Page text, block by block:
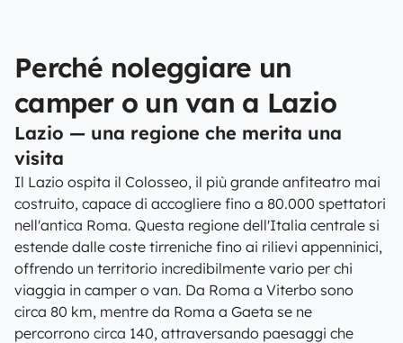
Perché noleggiare un
camper o un van a Lazio
Lazio — una regione che merita una
visita
Il Lazio ospita il Colosseo, il più grande anfiteatro mai
costruito, capace di accogliere fino a 80.000 spettatori
nell'antica Roma. Questa regione dell'Italia centrale si
estende dalle coste tirreniche fino ai rilievi appenninici,
offrendo un territorio incredibilmente vario per chi
viaggia in camper o van. Da Roma a Viterbo sono
circa 80 km, mentre da Roma a Gaeta se ne
percorrono circa 140, attraversando paesaggi che